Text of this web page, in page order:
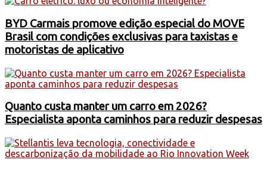
BYD Carmais promove edição especial do MOVE
Brasil com condições exclusivas para taxistas e
motoristas de aplicativo
Quanto custa manter um carro em 2026?
Especialista aponta caminhos para reduzir despesas